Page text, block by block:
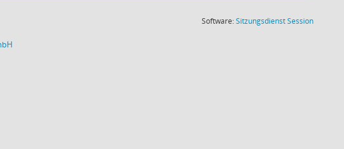
Software:SitzungsdienstSession(Wird in